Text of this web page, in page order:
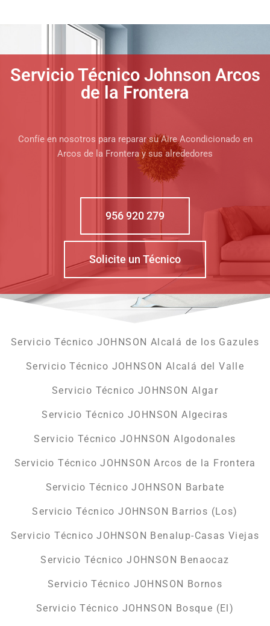
Servicio Técnico Johnson Arcos
de la Frontera
Confíe en nosotros para reparar su Aire Acondicionado en
Arcos de la Frontera y sus alrededores
956 920 279
Solicite un Técnico
Servicio Técnico JOHNSON Alcalá de los Gazules
Servicio Técnico JOHNSON Alcalá del Valle
Servicio Técnico JOHNSON Algar
Servicio Técnico JOHNSON Algeciras
Servicio Técnico JOHNSON Algodonales
Servicio Técnico JOHNSON Arcos de la Frontera
Servicio Técnico JOHNSON Barbate
Servicio Técnico JOHNSON Barrios (Los)
Servicio Técnico JOHNSON Benalup-Casas Viejas
Servicio Técnico JOHNSON Benaocaz
Servicio Técnico JOHNSON Bornos
Servicio Técnico JOHNSON Bosque (El)